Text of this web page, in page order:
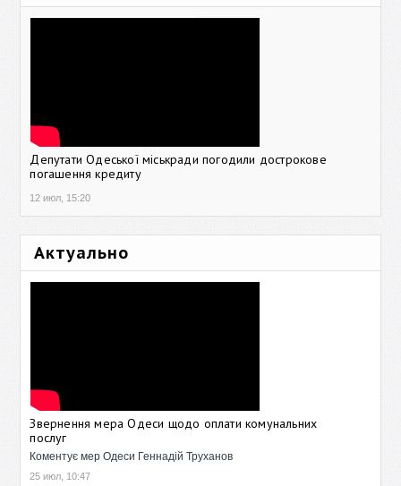
Депутати Одеської міськради погодили дострокове
погашення кредиту
12 июл, 15:20
Актуально
Звернення мера Одеси щодо оплати комунальних
послуг
Коментує мер Одеси Геннадій Труханов
25 июл, 10:47